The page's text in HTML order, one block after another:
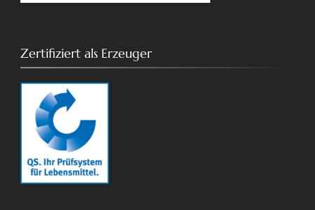
Zertifiziert als Erzeuger